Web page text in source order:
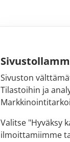
Sivuston
Tilastoihin ja
Valitse "Hyväksy
ilmoittamiimme